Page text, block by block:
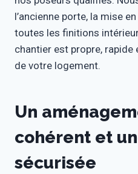
l’ancienne porte, la mise
toutes les finitions
chantier est propre,
de votre logement.
Un
cohérent et
sécurisée